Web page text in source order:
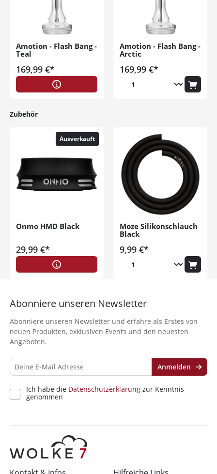
Amotion - Flash Bang -
Teal
169,99 €*
Amotion - Flash Bang -
Arctic
169,99 €*
Zubehör
Ausverkauft
Onmo HMD Black
29,99 €*
Moze Silikonschlauch
Black
9,99 €*
Ich habe die Datenschutzerklärung zur
Kenntnis genommen
Abonniere unseren Newsletter
Abonniere unseren Newsletter und erfahre als Erstes von
neuen Produkten, exklusiven Events und den neuesten
Angeboten.
Ich habe die Datenschutzerklärung zur Kenntnis
genommen
Anmelden